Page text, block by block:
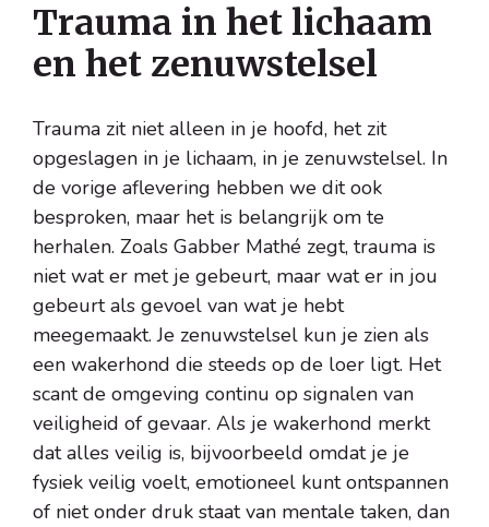
Trauma in het lichaam
en het zenuwstelsel
Trauma zit niet alleen in je hoofd, het zit
opgeslagen in je lichaam, in je zenuwstelsel. In
de vorige aflevering hebben we dit ook
besproken, maar het is belangrijk om te
herhalen. Zoals Gabber Mathé zegt, trauma is
niet wat er met je gebeurt, maar wat er in jou
gebeurt als gevoel van wat je hebt
meegemaakt. Je zenuwstelsel kun je zien als
een wakerhond die steeds op de loer ligt. Het
scant de omgeving continu op signalen van
veiligheid of gevaar. Als je wakerhond merkt
dat alles veilig is, bijvoorbeeld omdat je je
fysiek veilig voelt, emotioneel kunt ontspannen
of niet onder druk staat van mentale taken, dan